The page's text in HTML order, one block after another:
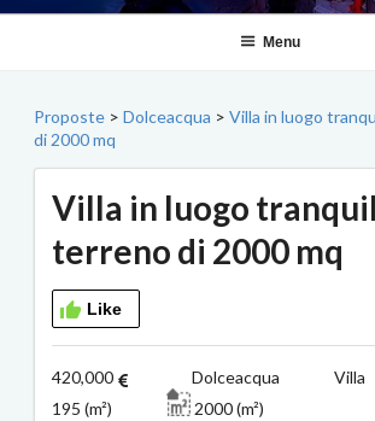
Menu
Proposte > Dolceacqua > Villa in luogo
di 2000 mq
Villa in luogo
terreno di 2000 mq
Like
420,000
Dolceacqua
195 (m²)
2000 (m²)